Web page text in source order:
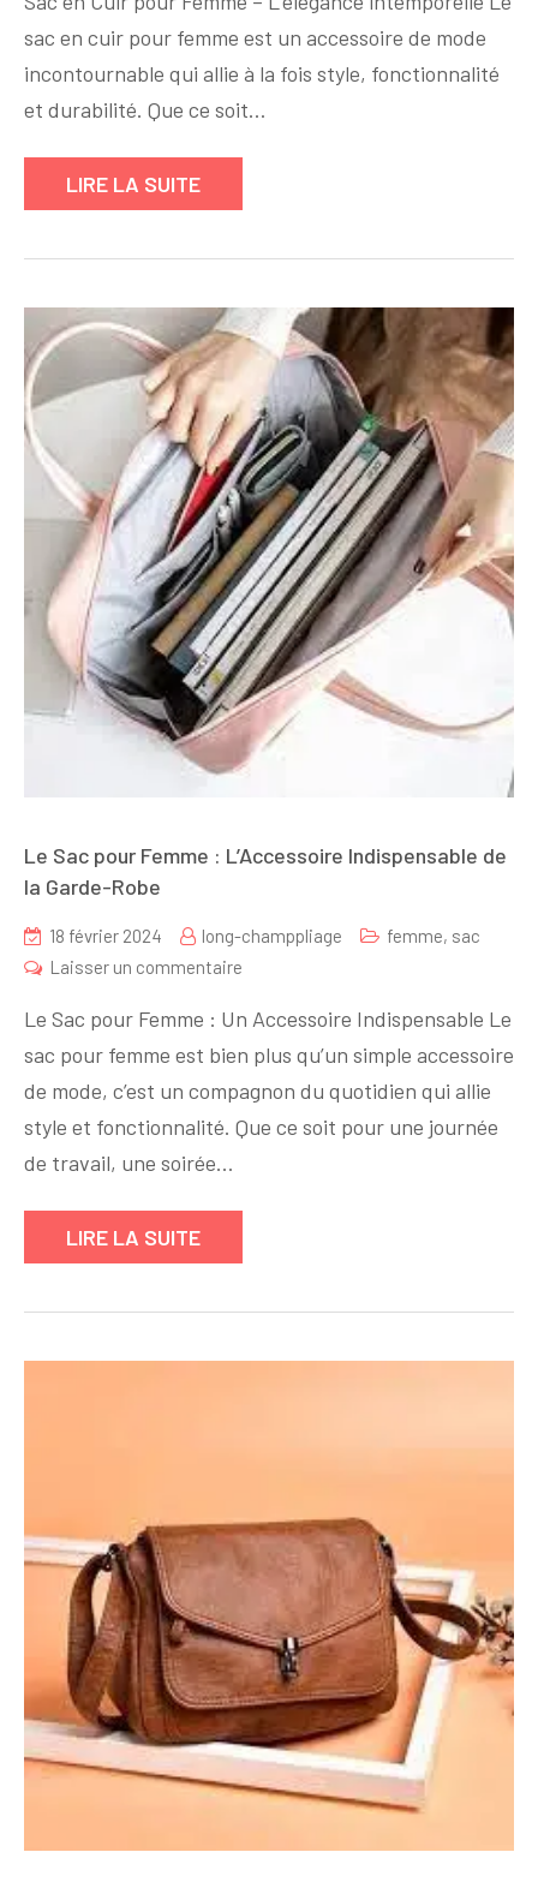
en
cuir
pour
et
style
sac en cuir pour femme est un accessoire de mode
incontournable qui allie à la fois style, fonctionnalité
et durabilité. Que ce soit…
LIRE LA SUITE
Le Sac pour Femme : L’Accessoire Indispensable de
la Garde-Robe
18 février 2024 long-champpliage femme, sac
Laisser un commentaire
Sac
pour
Femme
:
de
Robe
Le Sac pour Femme : Un Accessoire Indispensable Le
sac pour femme est bien plus qu’un simple accessoire
de mode, c’est un compagnon du quotidien qui allie
style et fonctionnalité. Que ce soit pour une journée
de travail, une soirée…
LIRE LA SUITE